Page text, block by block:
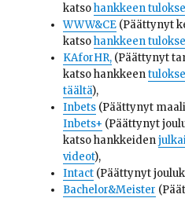
katsohankkeen
WWW&CE (Päättynyt
katsohankkeen
KAforHR, (Päättynyt
katso hankkeen
täältä),
Inbets (Päättynyt
Inbets+ (Päättynyt
katso hankkeiden
videot),
Intact (Päättynyt
Bachelor&Meister